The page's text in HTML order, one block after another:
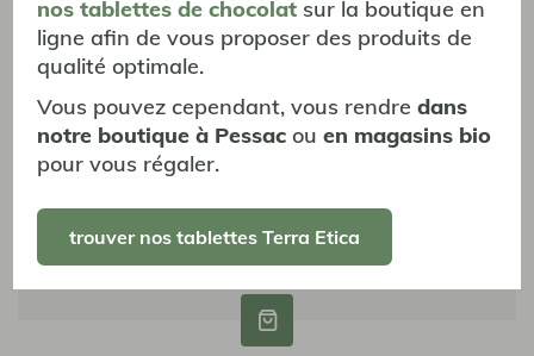
nos tablettes de chocolat sur la boutique en
ligne afin de vous proposer des produits de
qualité optimale.
Vous pouvez cependant, vous rendredans
notre boutique à Pessac ouen magasins bio
pour vous régaler.
trouver nos tablettes Terra Etica